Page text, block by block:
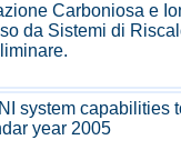
Carboniosa e
da Sistemi di
system capabilities
year 2005